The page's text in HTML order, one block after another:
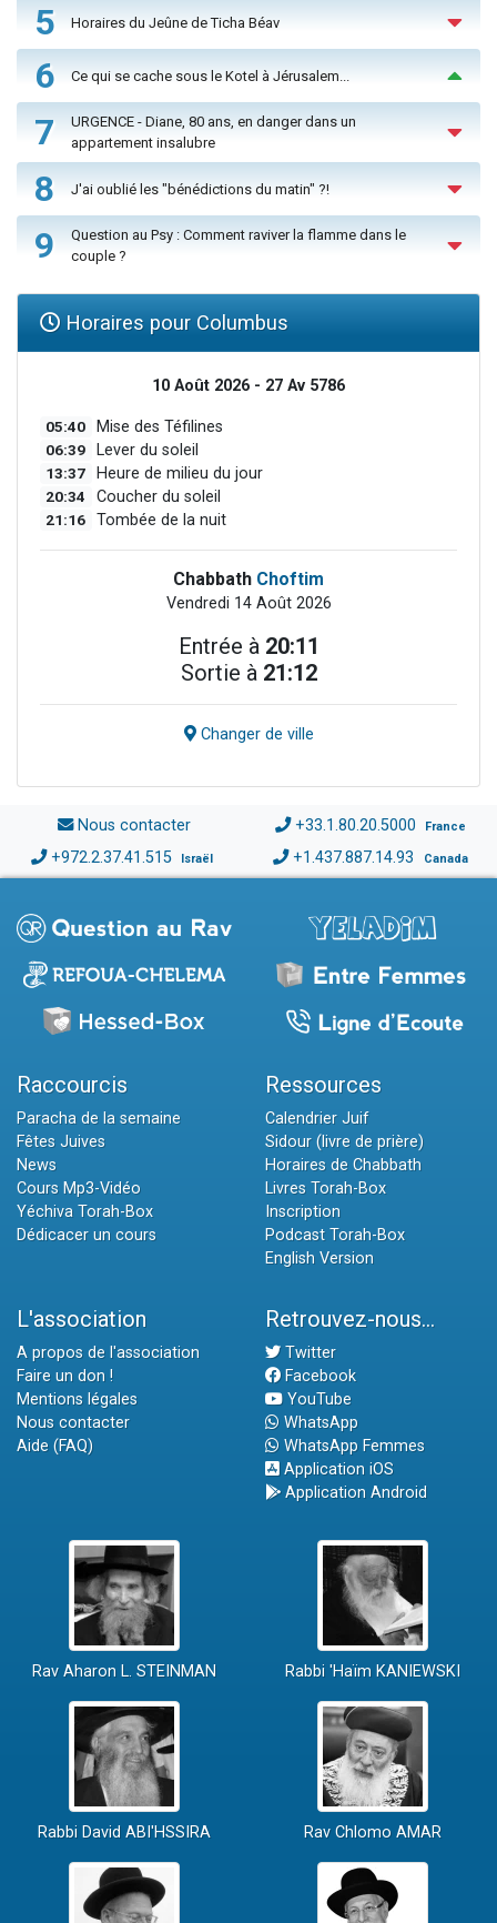
5 Horaires du Jeûne de Ticha Béav
6 Ce qui se cache sous le Kotel à Jérusalem...
7
URGENCE - Diane, 80 ans, en danger dans un
appartement insalubre
8 J'ai oublié les "bénédictions du matin" ?!
9
Question au Psy : Comment raviver la flamme dans le
couple ?
Horaires pour Columbus
10 Août 2026 - 27 Av 5786
05:40 Mise des Téfilines
06:39 Lever du soleil
13:37 Heure de milieu du jour
20:34 Coucher du soleil
21:16 Tombée de la nuit
Chabbath Choftim
Vendredi 14 Août 2026
Entrée à 20:11
Sortie à 21:12
Changer de ville
Nous contacter +33.1.80.20.5000 France
+972.2.37.41.515 Israël +1.437.887.14.93 Canada
Raccourcis
Paracha de la semaine
Fêtes Juives
News
Cours Mp3-Vidéo
Yéchiva Torah-Box
Dédicacer un cours
Ressources
Calendrier Juif
Sidour (livre de prière)
Horaires de Chabbath
Livres Torah-Box
Inscription
Podcast Torah-Box
English Version
L'association
A propos de l'association
Faire un don !
Mentions légales
Nous contacter
Aide (FAQ)
Retrouvez-nous...
Twitter
Facebook
YouTube
WhatsApp
WhatsApp Femmes
Application iOS
Application Android
Rav Aharon L. STEINMAN Rabbi 'Haïm KANIEWSKI
Rabbi David ABI'HSSIRA Rav Chlomo AMAR